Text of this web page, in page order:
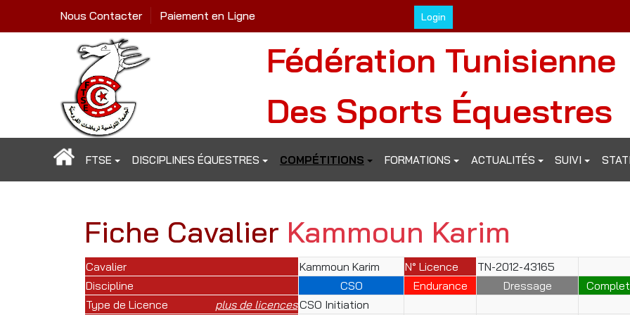
Login
Nous Contacter Paiement en Ligne
Fédération Tunisienne
Des Sports Équestres
FTSE DISCIPLINES ÉQUESTRES COMPÉTITIONS FORMATIONS ACTUALITÉS SUIVI
Fiche Cavalier Kammoun Karim
Cavalier Kammoun Karim N° Licence
TN-2012-43165
Discipline
CSO Endurance Dressage Complet
Type de Licence
plus de licencesCSO Initiation